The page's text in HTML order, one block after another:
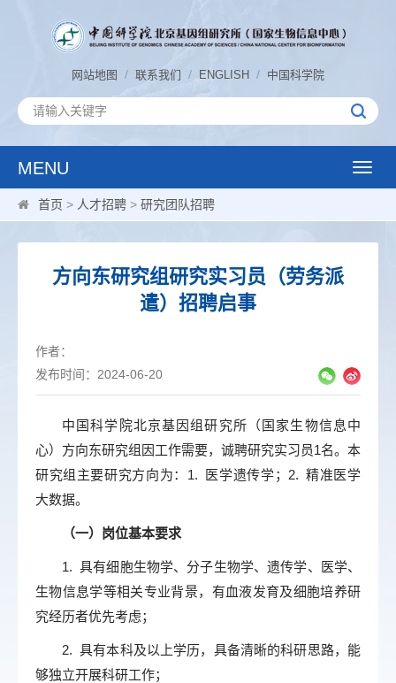
网站地图 / 联系我们 / ENGLISH / 中国科学院
MENU
Toggle
首页 > 人才招聘 > 研究团队招聘
方向东研究组研究实习员（劳务派
遣）招聘启事
作者：
发布时间：2024-06-20
中国科学院北京基因组研究所（国家生物信息中
心）方向东研究组因工作需要，诚聘研究实习员1名。本
研究组主要研究方向为：1. 医学遗传学；2. 精准医学
大数据。
（一）岗位基本要求
1. 具有细胞生物学、分子生物学、遗传学、医学、
生物信息学等相关专业背景，有血液发育及细胞培养研
究经历者优先考虑；
2. 具有本科及以上学历，具备清晰的科研思路，能
够独立开展科研工作；